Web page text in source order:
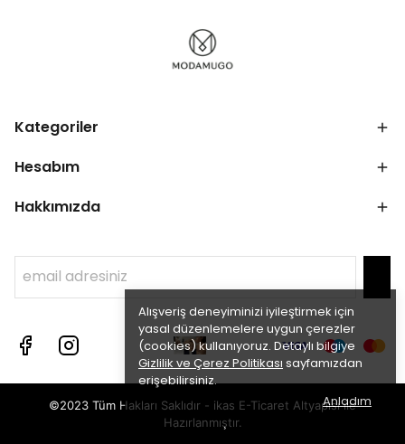
Alışveriş deneyiminizi iyileştirmek için
yasal düzenlemelere uygun çerezler
(cookies) kullanıyoruz. Detaylı bilgiye
Gizlilik ve Çerez Politikası sayfamızdan
erişebilirsiniz.
Anladım
Kategoriler
Hesabım
Hakkımızda
©2023 Tüm Hakları Saklıdır - ikas E-Ticaret Altyapısı ile
Hazırlanmıştır.